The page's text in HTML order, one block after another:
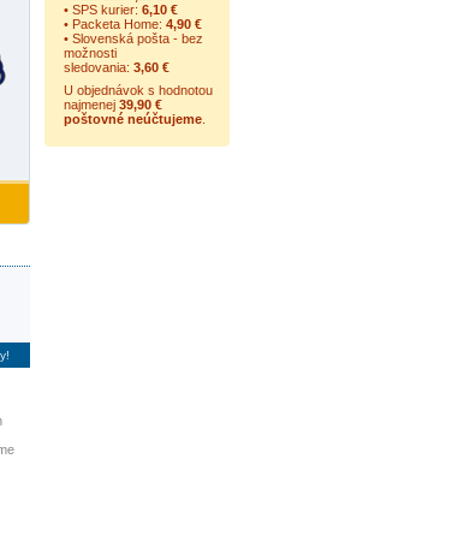
• SPS kurier: 6,10 €
• Packeta Home: 4,90 €
• Slovenská pošta - bez
možnosti
sledovania: 3,60 €
U objednávok s hodnotou
najmenej 39,90 €
poštovné neúčtujeme.